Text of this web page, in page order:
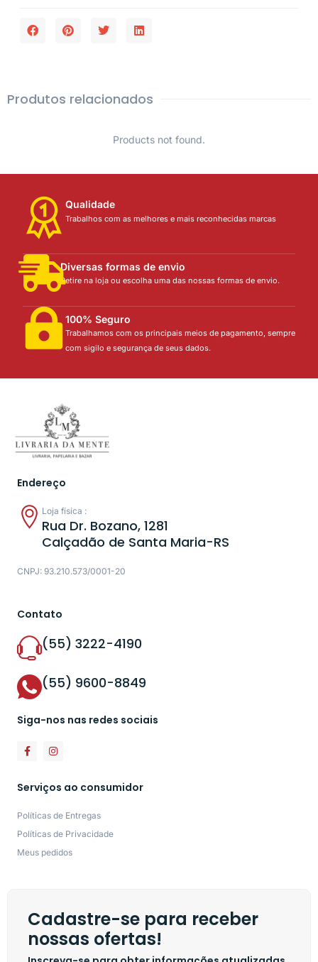
Produtos relacionados
Products not found.
Qualidade
Trabalhos com as melhores e mais reconhecidas marcas
Diversas formas de envio
Retire na loja ou escolha uma das nossas formas de envio.
100% Seguro
Trabalhamos com os principais meios de pagamento, sempre
com sigilo e segurança de seus dados.
Endereço
Loja física :
Rua Dr. Bozano, 1281
Calçadão de Santa Maria-RS
CNPJ: 93.210.573/0001-20
Contato
(55) 3222-4190
(55) 9600-8849
Siga-nos nas redes sociais
Serviços ao consumidor
Políticas de Entregas
Políticas de Privacidade
Meus pedidos
Cadastre-se para receber
nossas ofertas!